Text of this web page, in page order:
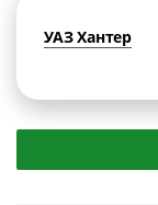
УАЗ Хантер